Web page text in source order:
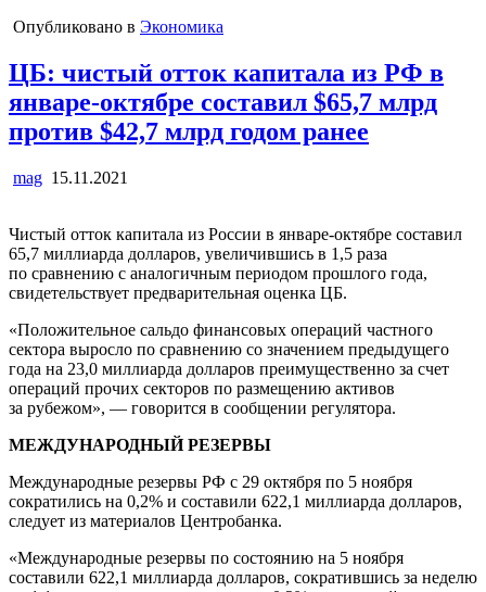
Опубликовано в Экономика
ЦБ: чистый отток капитала из РФ в
январе-октябре составил $65,7 млрд
против $42,7 млрд годом ранее
mag 15.11.2021
Чистый отток капитала из России в январе-октябре составил
65,7 миллиарда долларов, увеличившись в 1,5 раза
по сравнению с аналогичным периодом прошлого года,
свидетельствует предварительная оценка ЦБ.
«Положительное сальдо финансовых операций частного
сектора выросло по сравнению со значением предыдущего
года на 23,0 миллиарда долларов преимущественно за счет
операций прочих секторов по размещению активов
за рубежом», — говорится в сообщении регулятора.
МЕЖДУНАРОДНЫЙ РЕЗЕРВЫ
Международные резервы РФ с 29 октября по 5 ноября
сократились на 0,2% и составили 622,1 миллиарда долларов,
следует из материалов Центробанка.
«Международные резервы по состоянию на 5 ноября
составили 622,1 миллиарда долларов, сократившись за неделю